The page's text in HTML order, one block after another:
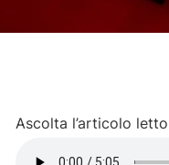
Ascolta l’articolo